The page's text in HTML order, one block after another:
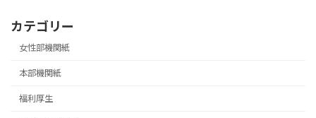
カテゴリー
女性部機関紙
本部機関紙
福利厚生